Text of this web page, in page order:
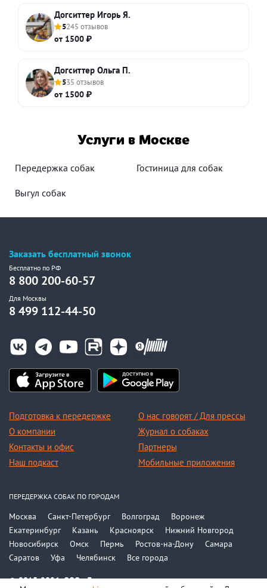
Догситтер Игорь Я.
5245 отзывов
от 1500 ₽
Догситтер Ольга П.
535 отзывов
от 1500 ₽
Услуги в Москве
Передержка собак Гостиница для собак
Выгул собак
Заказать бесплатный звонок
Бесплатно по РФ
8 800 200-60-57
Для Москвы
8 499 112-44-50
Подготовка к передержке
О компании
Контакты и офис
Наш подкаст
О нас говорят / Для прессы
Журнал о собаках
Партнеры
Мобильные приложения
© 2015-2026, ООО «Догси»
ПЕРЕДЕРЖКА СОБАК ПО ГОРОДАМ
Москва Санкт-Петербург Волгоград
Воронеж
Екатеринбург
Казань Красноярск
Нижний Новгород
Новосибирск
Омск Пермь Ростов-на-Дону
Самара
Саратов
Уфа Челябинск Все города